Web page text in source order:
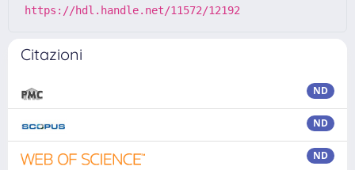
https://hdl.handle.net/11572/12192
Citazioni
ND
ND
ND